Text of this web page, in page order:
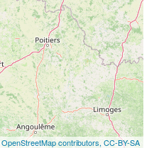
OpenStreetMap contributors, CC-BY-SA